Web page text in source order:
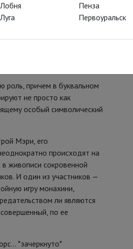
Паоло Соррентино.
роль, причем в буквальном
не просто как
особый символический
Мэри, его
происходят на
живописи сокровенной
И один из участников —
игру монахини,
ли являются
по ее
*зачеркнуто*
Лобня
Луга
Пенза
Первоуральск